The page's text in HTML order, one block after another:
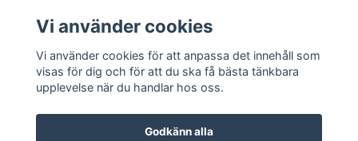
Sociala medier
Vi använder cookies
Vi använder cookies för att anpassa det innehåll som
visas för dig och för att du ska få bästa tänkbara
upplevelse när du handlar hos oss.
Godkänn alla